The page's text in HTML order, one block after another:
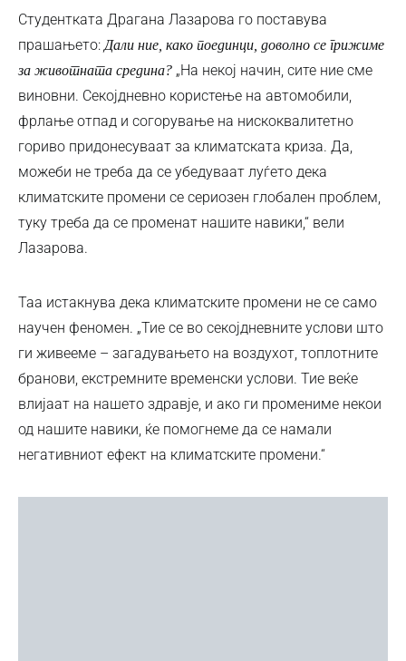
Студентката Драгана Лазарова го поставува
прашањето:Дали ние, како поединци, доволно се грижиме
за животната средина? „На некој начин, сите ние сме
виновни. Секојдневно користење на автомобили,
фрлање отпад и согорување на нискоквалитетно
гориво придонесуваат за климатската криза. Да,
можеби не треба да се убедуваат луѓето дека
климатските промени се сериозен глобален проблем,
туку треба да се променат нашите навики,“ вели
Лазарова.
Таа истакнува дека климатските промени не се само
научен феномен. „Тие се во секојдневните услови што
ги живееме – загадувањето на воздухот, топлотните
бранови, екстремните временски услови. Тие веќе
влијаат на нашето здравје, и ако ги промениме некои
од нашите навики, ќе помогнеме да се намали
негативниот ефект на климатските промени.“